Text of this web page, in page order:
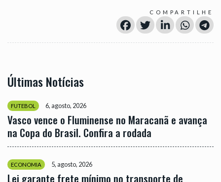
COMPARTILHE
Últimas Notícias
FUTEBOL 6, agosto, 2026
Vasco vence o Fluminense no Maracanã e avança
na Copa do Brasil. Confira a rodada
ECONOMIA 5, agosto, 2026
Lei garante frete mínimo no transporte de